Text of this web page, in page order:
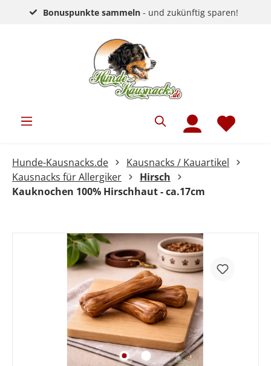
Bonuspunkte sammeln - und zukünftig sparen!
Hunde-Kausnacks.de
Kausnacks / Kauartikel
Kausnacks für Allergiker
Hirsch
Kauknochen 100% Hirschhaut - ca.17cm